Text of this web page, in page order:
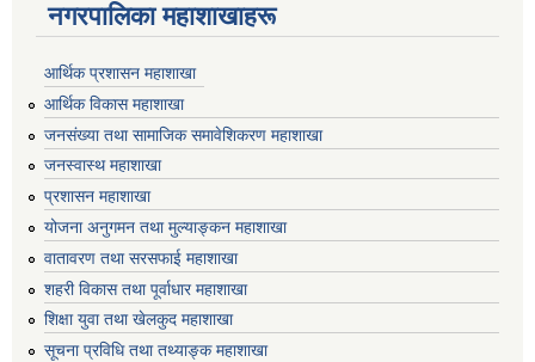
नगरपालिका महाशाखाहरू
आर्थिक प्रशासन महाशाखा
आर्थिक विकास महाशाखा
जनसंख्या तथा सामाजिक समावेशिकरण महाशाखा
जनस्वास्थ महाशाखा
प्रशासन महाशाखा
योजना अनुगमन तथा मुल्याङ्कन महाशाखा
वातावरण तथा सरसफाई महाशाखा
शहरी विकास तथा पूर्वाधार महाशाखा
शिक्षा युवा तथा खेलकुद महाशाखा
सूचना प्रविधि तथा तथ्याङ्क महाशाखा